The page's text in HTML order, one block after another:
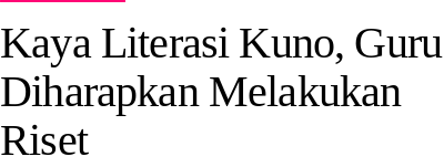
Kaya Literasi Kuno, Guru
Diharapkan Melakukan
Riset